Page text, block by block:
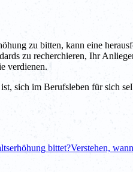
zu bitten, kann eine
zu recherchieren, Ihr
verdienen.
sich im Berufsleben für sich
bittet?Verstehen,